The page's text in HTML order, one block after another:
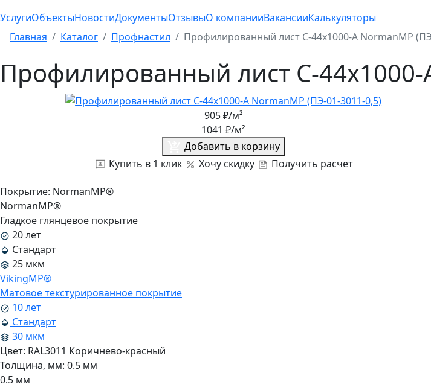
УслугиОбъектыНовостиДокументыОтзывыО компанииВакансииКалькуляторы
Главная
Каталог Профнастил Профилированный лист С-44x1000-A NormanMP
Профилированный лист С-44x1000-
905₽/м²
1041 ₽/м²
Добавить в корзину
Купить в 1 клик
Хочу скидку Получить расчет
Покрытие: NormanMP®
NormanMP®
Гладкое глянцевое покрытие
20 лет
Стандарт
25 мкм
VikingMP®
Матовое текстурированное покрытие
10 лет
Стандарт
30 мкм
Цвет: RAL3011 Коричнево-красный
Толщина, мм: 0.5 мм
0.5 мм